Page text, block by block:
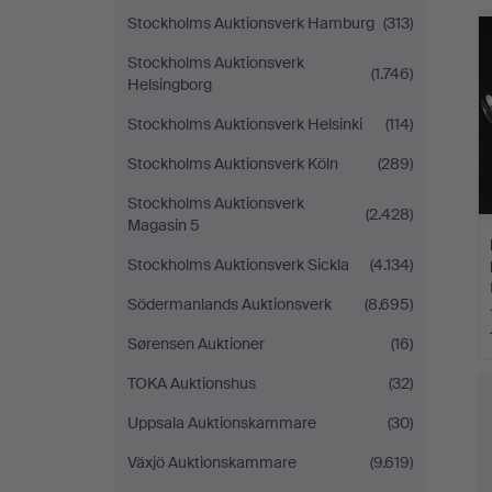
Stockholms Auktionsverk Hamburg (313)
Stockholms Auktionsverk
Helsingborg
(1.746)
Stockholms Auktionsverk Helsinki
(114)
Stockholms Auktionsverk Köln
(289)
Stockholms Auktionsverk
Magasin 5
(2.428)
Stockholms Auktionsverk Sickla
(4.134)
Södermanlands Auktionsverk
(8.695)
Sørensen Auktioner
(16)
TOKA Auktionshus
(32)
Uppsala Auktionskammare
(30)
Växjö Auktionskammare
(9.619)